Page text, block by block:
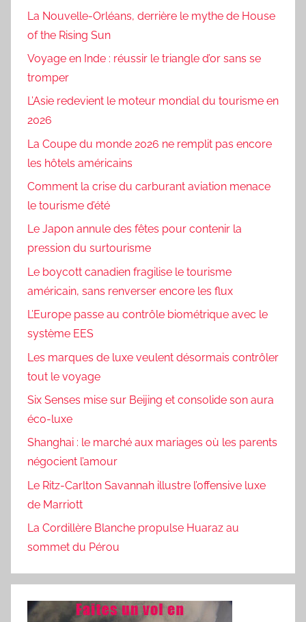
La Nouvelle-Orléans, derrière le mythe de House
of the Rising Sun
Voyage en Inde : réussir le triangle d’or sans se
tromper
L’Asie redevient le moteur mondial du tourisme en
2026
La Coupe du monde 2026 ne remplit pas encore
les hôtels américains
Comment la crise du carburant aviation menace
le tourisme d’été
Le Japon annule des fêtes pour contenir la
pression du surtourisme
Le boycott canadien fragilise le tourisme
américain, sans renverser encore les flux
L’Europe passe au contrôle biométrique avec le
système EES
Les marques de luxe veulent désormais contrôler
tout le voyage
Six Senses mise sur Beijing et consolide son aura
éco-luxe
Shanghai : le marché aux mariages où les parents
négocient l’amour
Le Ritz-Carlton Savannah illustre l’offensive luxe
de Marriott
La Cordillère Blanche propulse Huaraz au
sommet du Pérou